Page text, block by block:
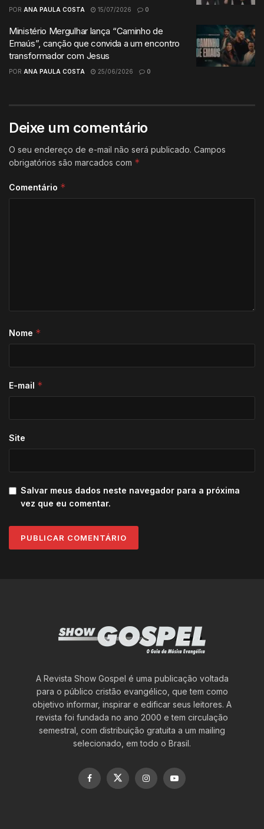
POR ANA PAULA COSTA 15/07/2026 0
Ministério Mergulhar lança “Caminho de
Emaús”, canção que convida a um encontro
transformador com Jesus
POR ANA PAULA COSTA 25/06/2026 0
Deixe um comentário
O seu endereço de e-mail não será publicado. Campos
obrigatórios são marcados com *
Comentário *
Nome *
E-mail *
Site
Salvar meus dados neste navegador para a próxima
vez que eu comentar.
A Revista Show Gospel é uma publicação voltada
para o público cristão evangélico, que tem como
objetivo informar, inspirar e edificar seus leitores. A
revista foi fundada no ano 2000 e tem circulação
semestral, com distribuição gratuita a um mailing
selecionado, em todo o Brasil.